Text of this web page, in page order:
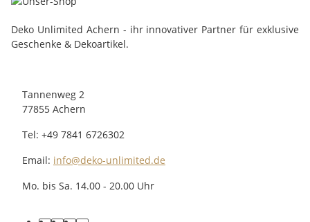
Deko Unlimited Achern - ihr innovativer Partner für exklusive
Geschenke & Dekoartikel.
Tannenweg 2
77855 Achern
Tel: +49 7841 6726302
Email: info@deko-unlimited.de
Mo. bis Sa. 14.00 - 20.00 Uhr